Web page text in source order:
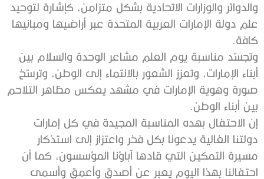
والدوائر والوزارات الاتحادية بشكل متزامن، كإشارة لتوحيد
علم دولة الإمارات العربية المتحدة عبر أراضيها ومبانيها
كافة.
وتجسّد مناسبة يوم العلم مشاعر الوحدة والسلام بين
أبناء الإمارات، وتعزز الشعور بالانتماء إلى الوطن، وترسّخ
صورة وهوية الإمارات في مشهد يعكس مظاهر التلاحم
بين أبناء الوطن.
إن الاحتفال بهده المناسبة المجيدة في كل إمارات
دولتنا الغالية يدعونا بكل فخر واعتزاز إلى استذكار
مسيرة التمكين التي قادها آباؤنا المؤسسون، كما أن
احتفالنا بهذا اليوم يعبر عن أصدق وأعمق وأسمى